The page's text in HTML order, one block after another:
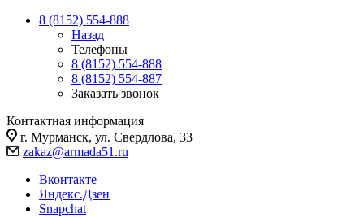
8 (8152) 554-888
Назад
Телефоны
8 (8152) 554-888
8 (8152) 554-887
Заказать звонок
Контактная информация
г. Мурманск, ул. Свердлова, 33
zakaz@armada51.ru
Вконтакте
Яндекс.Дзен
Snapchat